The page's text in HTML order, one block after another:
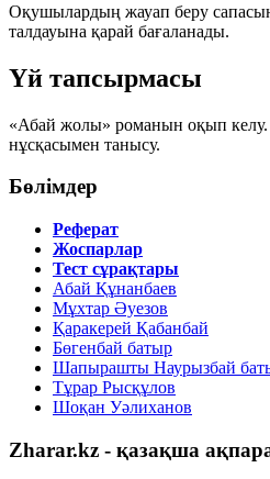
Оқушылардың жауап беру
талдауына қарай бағаланады.
Үй тапсырмасы
«Абай жолы» романын оқып келу.
нұсқасымен танысу.
Бөлімдер
Реферат
Жоспарлар
Тест сұрақтары
Абай Құнанбаев
Мұхтар Әуезов
Қаракерей Қабанбай
Бөгенбай батыр
Шапырашты Наурызбай
Тұрар Рысқұлов
Шоқан Уәлиханов
Zharar.kz - қазақша